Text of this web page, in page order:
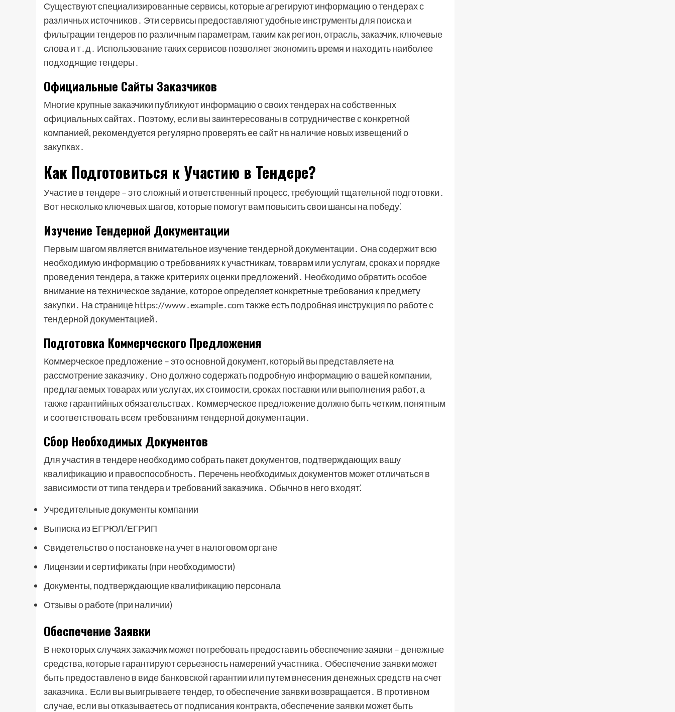
Существуют специализированные сервисы, которые агрегируют информацию о тендерах с
различных источников․ Эти сервисы предоставляют удобные инструменты для поиска и
фильтрации тендеров по различным параметрам, таким как регион, отрасль, заказчик, ключевые
слова и т․д․ Использование таких сервисов позволяет экономить время и находить наиболее
подходящие тендеры․
Официальные Сайты Заказчиков
Многие крупные заказчики публикуют информацию о своих тендерах на собственных
официальных сайтах․ Поэтому, если вы заинтересованы в сотрудничестве с конкретной
компанией, рекомендуется регулярно проверять ее сайт на наличие новых извещений о
закупках․
Как Подготовиться к Участию в Тендере?
Участие в тендере – это сложный и ответственный процесс, требующий тщательной подготовки․
Вот несколько ключевых шагов, которые помогут вам повысить свои шансы на победу⁚
Изучение Тендерной Документации
Первым шагом является внимательное изучение тендерной документации․ Она содержит всю
необходимую информацию о требованиях к участникам, товарам или услугам, сроках и порядке
проведения тендера, а также критериях оценки предложений․ Необходимо обратить особое
внимание на техническое задание, которое определяет конкретные требования к предмету
закупки․ На странице https://www․example․com также есть подробная инструкция по работе с
тендерной документацией․
Подготовка Коммерческого Предложения
Коммерческое предложение – это основной документ, который вы представляете на
рассмотрение заказчику․ Оно должно содержать подробную информацию о вашей компании,
предлагаемых товарах или услугах, их стоимости, сроках поставки или выполнения работ, а
также гарантийных обязательствах․ Коммерческое предложение должно быть четким, понятным
и соответствовать всем требованиям тендерной документации․
Сбор Необходимых Документов
Для участия в тендере необходимо собрать пакет документов, подтверждающих вашу
квалификацию и правоспособность․ Перечень необходимых документов может отличаться в
зависимости от типа тендера и требований заказчика․ Обычно в него входят⁚
Учредительные документы компании
Выписка из ЕГРЮЛ/ЕГРИП
Свидетельство о постановке на учет в налоговом органе
Лицензии и сертификаты (при необходимости)
Документы, подтверждающие квалификацию персонала
Отзывы о работе (при наличии)
Обеспечение Заявки
В некоторых случаях заказчик может потребовать предоставить обеспечение заявки – денежные
средства, которые гарантируют серьезность намерений участника․ Обеспечение заявки может
быть предоставлено в виде банковской гарантии или путем внесения денежных средств на счет
заказчика․ Если вы выигрываете тендер, то обеспечение заявки возвращается․ В противном
случае, если вы отказываетесь от подписания контракта, обеспечение заявки может быть